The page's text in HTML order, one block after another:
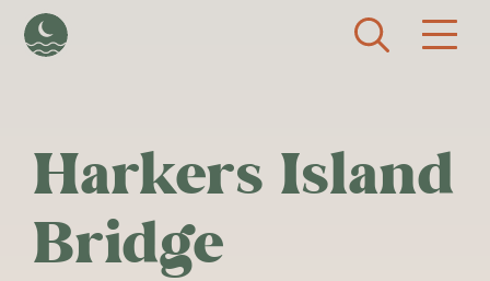
Harkers Island
Bridge